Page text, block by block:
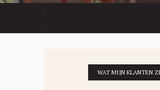
WAT MIJN KLANTEN